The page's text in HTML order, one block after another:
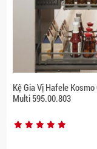
Kệ Gia Vị Hafele
Multi 595.00.803